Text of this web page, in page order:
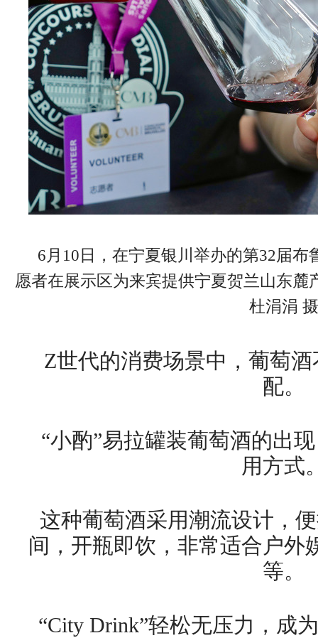
6月10日，在宁夏银川举办的第32届
愿者在展示区为来宾提供宁夏贺兰山东麓
杜涓涓 摄
Z世代的消费场景中，葡萄
配。
“小酌”易拉罐装葡萄酒的出
用方式
这种葡萄酒采用潮流设计，
间，开瓶即饮，非常适合户外
等。
“City Drink”轻松无压力，成